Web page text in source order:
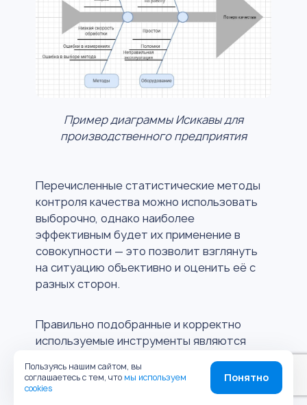
Пример диаграммы Исикавы для
производственного предприятия
Перечисленные статистические методы
контроля качества можно использовать
выборочно, однако наиболее
эффективным будет их применение в
совокупности — это позволит взглянуть
на ситуацию объективно и оценить её с
разных сторон.
Правильно подобранные и корректно
используемые инструменты являются
эффективности процесса контроля
качества. А для того, чтобы работа
Пользуясь нашим сайтом, вы
соглашаетесь с тем, что мы используем
cookies
Понятно